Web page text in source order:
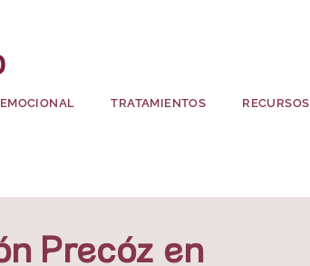
TRATAMIENTOS RECURSOS
Precóz en